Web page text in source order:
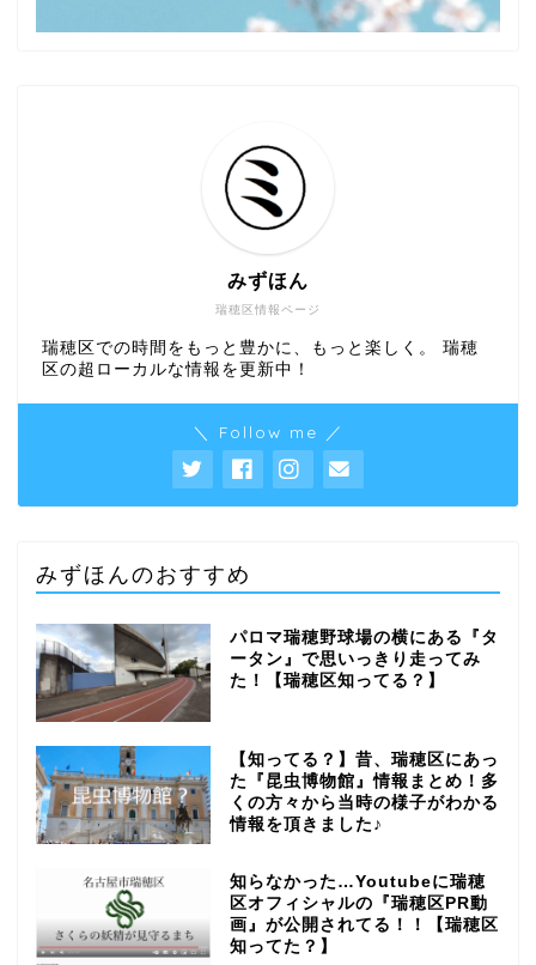
瑞穂区情報ページ
みずほん
瑞穂区での時間をもっと豊かに、もっと楽しく。 瑞穂
区の超ローカルな情報を更新中！
＼ Follow me ／
みずほんのおすすめ
パロマ瑞穂野球場の横にある『タ
ータン』で思いっきり走ってみ
た！【瑞穂区知ってる？】
【知ってる？】昔、瑞穂区にあっ
た『昆虫博物館』情報まとめ！多
くの方々から当時の様子がわかる
情報を頂きました♪
知らなかった…Youtubeに瑞穂
区オフィシャルの『瑞穂区PR動
画』が公開されてる！！【瑞穂区
知ってた？】